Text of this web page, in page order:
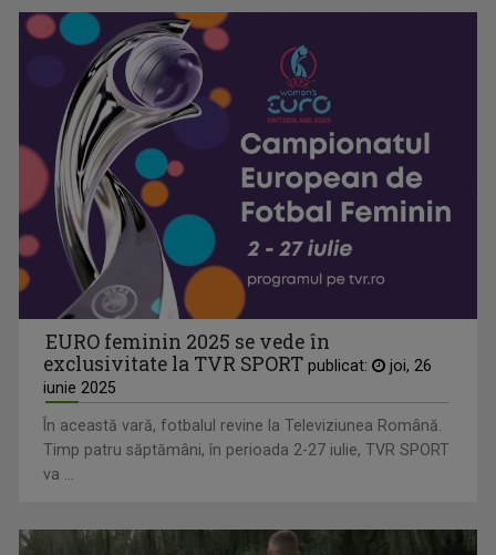
EURO feminin 2025 se vede în
exclusivitate la TVR SPORT publicat:
joi, 26
iunie 2025
În această vară, fotbalul revine la Televiziunea Română.
Timp patru săptămâni, în perioada 2-27 iulie, TVR SPORT
va ...